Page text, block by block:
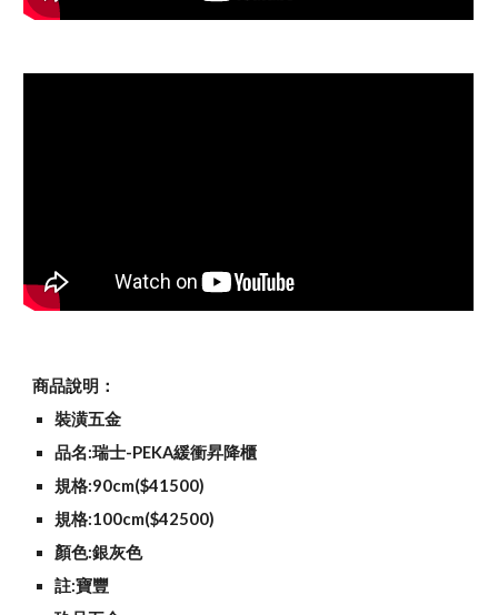
商品說明：
裝潢五金
品名:瑞士-PEKA緩衝昇降櫃
規格:90cm($41500)
規格:100cm($42500)
顏色:銀灰色
註:寶豐